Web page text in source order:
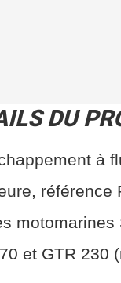
DU
à
référence
motomarines
et GTR 230